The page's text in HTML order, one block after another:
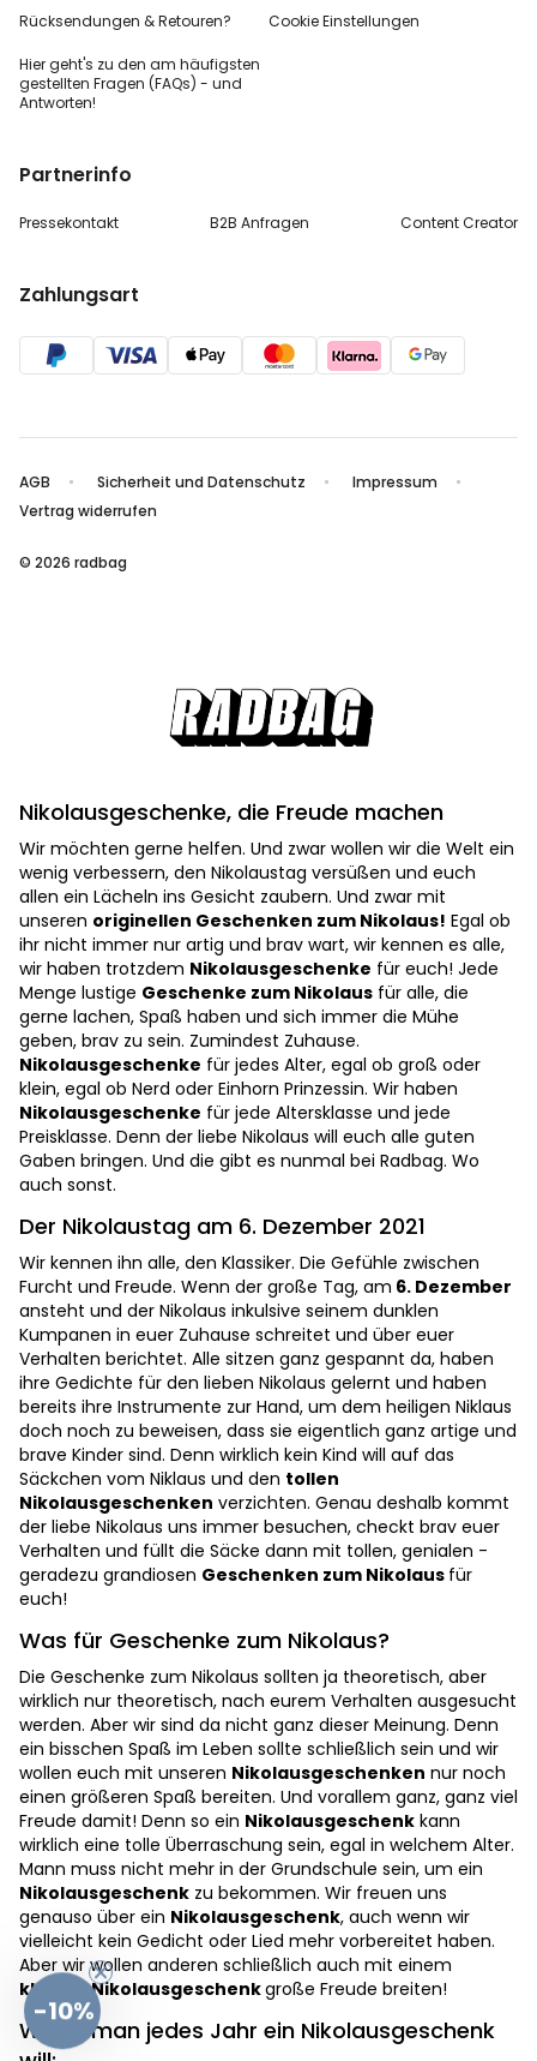
Rücksendungen & Retouren?
Hier geht's zu den am häufigsten
gestellten Fragen (FAQs) - und
Antworten!
Cookie Einstellungen
Partnerinfo
Pressekontakt B2B Anfragen Content Creator
Zahlungsart
AGB Sicherheit und Datenschutz
Impressum
Vertrag widerrufen
© 2026 radbag
Nikolausgeschenke, die Freude machen
Wir möchten gerne helfen. Und zwar wollen wir die Welt ein
wenig verbessern, den Nikolaustag versüßen und euch
allen ein Lächeln ins Gesicht zaubern. Und zwar mit
unseren originellen Geschenken zum Nikolaus! Egal ob
ihr nicht immer nur artig und brav wart, wir kennen es alle,
wir haben trotzdem Nikolausgeschenke für euch! Jede
Menge lustige Geschenke zum Nikolaus für alle, die
gerne lachen, Spaß haben und sich immer die Mühe
geben, brav zu sein. Zumindest Zuhause.
Nikolausgeschenke für jedes Alter, egal ob groß oder
klein, egal ob Nerd oder Einhorn Prinzessin. Wir haben
Nikolausgeschenke für jede Altersklasse und jede
Preisklasse. Denn der liebe Nikolaus will euch alle guten
Gaben bringen. Und die gibt es nunmal bei Radbag. Wo
auch sonst.
Der Nikolaustag am 6. Dezember 2021
Wir kennen ihn alle, den Klassiker. Die Gefühle zwischen
Furcht und Freude. Wenn der große Tag, am 6. Dezember
ansteht und der Nikolaus inkulsive seinem dunklen
Kumpanen in euer Zuhause schreitet und über euer
Verhalten berichtet. Alle sitzen ganz gespannt da, haben
ihre Gedichte für den lieben Nikolaus gelernt und haben
bereits ihre Instrumente zur Hand, um dem heiligen Niklaus
doch noch zu beweisen, dass sie eigentlich ganz artige und
brave Kinder sind. Denn wirklich kein Kind will auf das
Säckchen vom Niklaus und den tollen
Nikolausgeschenken verzichten. Genau deshalb kommt
der liebe Nikolaus uns immer besuchen, checkt brav euer
Verhalten und füllt die Säcke dann mit tollen, genialen -
geradezu grandiosen Geschenken zum Nikolaus für
euch!
Was für Geschenke zum Nikolaus?
Die Geschenke zum Nikolaus sollten ja theoretisch, aber
wirklich nur theoretisch, nach eurem Verhalten ausgesucht
werden. Aber wir sind da nicht ganz dieser Meinung. Denn
ein bisschen Spaß im Leben sollte schließlich sein und wir
wollen euch mit unseren Nikolausgeschenken nur noch
einen größeren Spaß bereiten. Und vorallem ganz, ganz viel
Freude damit! Denn so ein Nikolausgeschenk kann
wirklich eine tolle Überraschung sein, egal in welchem Alter.
Mann muss nicht mehr in der Grundschule sein, um ein
Nikolausgeschenk zu bekommen. Wir freuen uns
genauso über ein Nikolausgeschenk, auch wenn wir
vielleicht kein Gedicht oder Lied mehr vorbereitet haben.
Aber wir wollen anderen schließlich auch mit einem
kleinen Nikolausgeschenkgroße Freude breiten!
Wieso man jedes Jahr ein Nikolausgeschenk
-10%